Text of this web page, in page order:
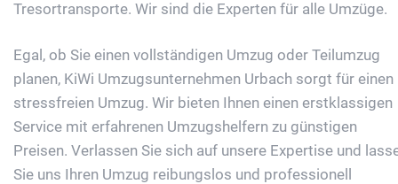
Tresortransporte. Wir sind die Experten für alle Umzüge.
Egal, ob Sie einen vollständigen Umzug oder Teilumzug
planen, KiWi Umzugsunternehmen Urbach sorgt für einen
stressfreien Umzug. Wir bieten Ihnen einen erstklassigen
Service mit erfahrenen Umzugshelfern zu günstigen
Preisen. Verlassen Sie sich auf unsere Expertise und
Sie uns Ihren Umzug reibungslos und professionell